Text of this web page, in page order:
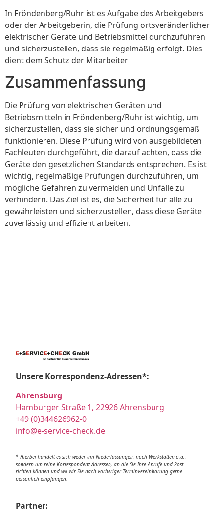
In Fröndenberg/Ruhr ist es Aufgabe des Arbeitgebers
oder der Arbeitgeberin, die Prüfung ortsveränderlicher
elektrischer Geräte und Betriebsmittel durchzuführen
und sicherzustellen, dass sie regelmäßig erfolgt. Dies
dient dem Schutz der Mitarbeiter
Zusammenfassung
Die Prüfung von elektrischen Geräten und
Betriebsmitteln in Fröndenberg/Ruhr ist wichtig, um
sicherzustellen, dass sie sicher und ordnungsgemäß
funktionieren. Diese Prüfung wird von ausgebildeten
Fachleuten durchgeführt, die darauf achten, dass die
Geräte den gesetzlichen Standards entsprechen. Es ist
wichtig, regelmäßige Prüfungen durchzuführen, um
mögliche Gefahren zu vermeiden und Unfälle zu
verhindern. Das Ziel ist es, die Sicherheit für alle zu
gewährleisten und sicherzustellen, dass diese Geräte
zuverlässig und effizient arbeiten.
Unsere Korrespondenz-Adressen*:
Ahrensburg
Hamburger Straße 1, 22926 Ahrensburg
+49 (0)344626962-0
info@e-service-check.de
* Hierbei handelt es sich weder um Niederlassungen, noch Werkstätten o.ä.,
sondern um reine Korrespondenz-Adressen, an die Sie Ihre Anrufe und Post
richten können und wo wir Sie nach vorheriger Terminvereinbarung gerne
persönlich empfangen.
Partner: